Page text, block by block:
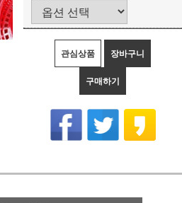
관심상품 장바구니
구매하기